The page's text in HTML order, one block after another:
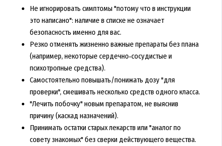
Не игнорировать симптомы "потому что в инструкции
это написано": наличие в списке не означает
безопасность именно для вас.
Резко отменять жизненно важные препараты без плана
(например, некоторые сердечно‑сосудистые и
психотропные средства).
Самостоятельно повышать/понижать дозу "для
проверки", смешивать несколько средств одного класса.
"Лечить побочку" новым препаратом, не выяснив
причину (каскад назначений).
Принимать остатки старых лекарств или "аналог по
совету знакомых" без сверки действующего вещества.